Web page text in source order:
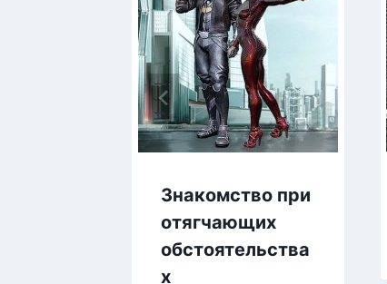
Знакомство при
отягчающих
обстоятельства
х